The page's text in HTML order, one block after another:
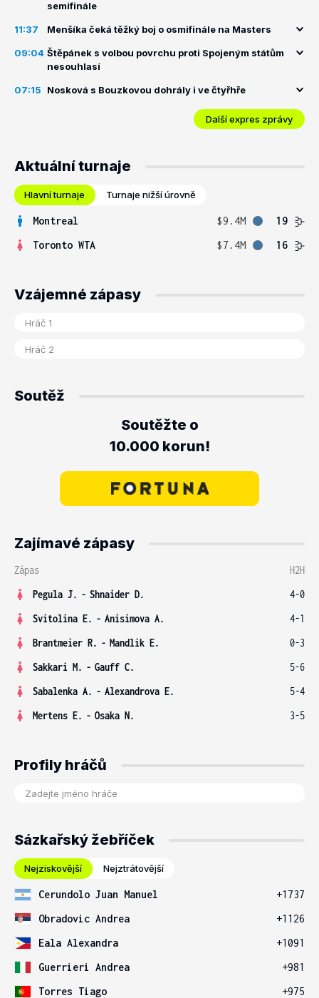
semifinále
11:37 Menšíka čeká těžký boj o osmifinále na Masters
09:04 Štěpánek s volbou povrchu proti Spojeným státům
nesouhlasí
07:15 Nosková s Bouzkovou dohrály i ve čtyřhře
Další expres zprávy
Aktuální turnaje
Hlavní turnaje Turnaje nižší úrovně
Montreal $9.4M
19
Toronto WTA
$7.4M 16
Vzájemné zápasy
Soutěž
Soutěžte o
10.000 korun!
Zajímavé zápasy
Zápas
H2H
Pegula J. - Shnaider D.
4-0
Svitolina E. - Anisimova A.
4-1
Brantmeier R. - Mandlik E.
0-3
Sakkari M. - Gauff C.
5-6
Sabalenka A. - Alexandrova E.
5-4
Mertens E. - Osaka N. 3-5
Profily hráčů
Sázkařský žebříček
Nejziskovější Nejztrátovější
Cerundolo Juan Manuel
+1737
Obradovic Andrea
+1126
Eala Alexandra
+1091
Guerrieri Andrea
+981
Torres Tiago
+975